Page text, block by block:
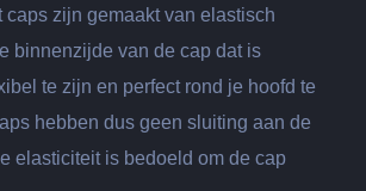
caps zijn gemaakt van elastisch
binnenzijde van de cap dat is
te zijn en perfect rond je hoofd te
hebben dus geen sluiting aan de
elasticiteit is bedoeld om de cap